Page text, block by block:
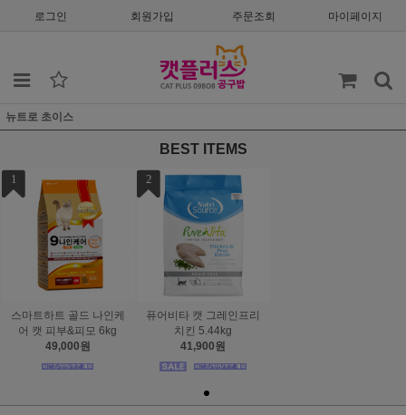
로그인 회원가입 주문조회 마이페이지
뉴트로 초이스
BEST ITEMS
1
스마트하트 골드 나인케
어 캣 피부&피모 6kg
49,000원
2
퓨어비타 캣 그레인프리
치킨 5.44kg
41,900원